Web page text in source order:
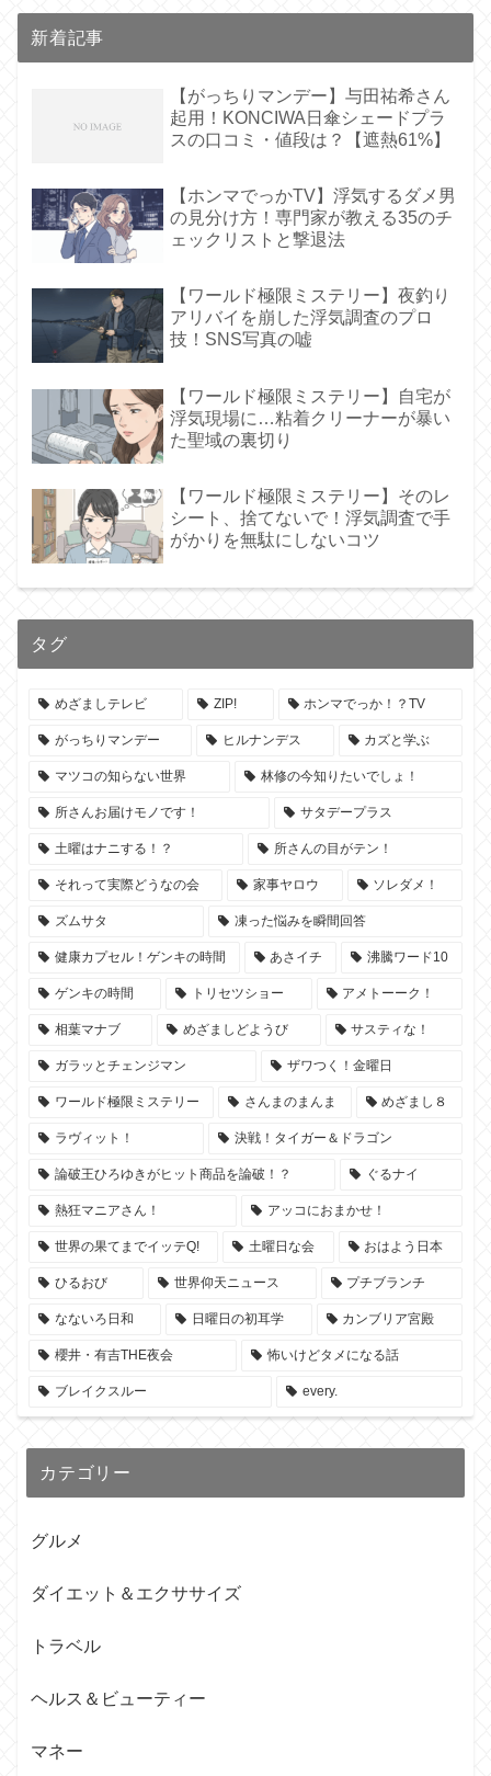
新着記事
【がっちりマンデー】与田祐希さん
起用！KONCIWA日傘シェードプラ
スの口コミ・値段は？【遮熱61%】
【ホンマでっかTV】浮気するダメ男
の見分け方！専門家が教える35のチ
ェックリストと撃退法
【ワールド極限ミステリー】夜釣り
アリバイを崩した浮気調査のプロ
技！SNS写真の嘘
【ワールド極限ミステリー】自宅が
浮気現場に…粘着クリーナーが暴い
た聖域の裏切り
【ワールド極限ミステリー】そのレ
シート、捨てないで！浮気調査で手
がかりを無駄にしないコツ
タグ
めざましテレビ ZIP! ホンマでっか！？TV
がっちりマンデー ヒルナンデス カズと学ぶ
マツコの知らない世界 林修の今知りたいでしょ！
所さんお届けモノです！ サタデープラス
土曜はナニする！？ 所さんの目がテン！
それって実際どうなの会 家事ヤロウ ソレダメ！
ズムサタ 凍った悩みを瞬間回答
健康カプセル！ゲンキの時間 あさイチ 沸騰ワード10
ゲンキの時間 トリセツショー アメトーーク！
相葉マナブ めざましどようび サスティな！
ガラッとチェンジマン ザワつく！金曜日
ワールド極限ミステリー さんまのまんま めざまし８
ラヴィット！ 決戦！タイガー＆ドラゴン
論破王ひろゆきがヒット商品を論破！？ ぐるナイ
熱狂マニアさん！ アッコにおまかせ！
世界の果てまでイッテQ! 土曜日な会 おはよう日本
ひるおび 世界仰天ニュース プチブランチ
なないろ日和 日曜日の初耳学 カンブリア宮殿
櫻井・有吉THE夜会 怖いけどタメになる話
ブレイクスルー every.
カテゴリー
グルメ
ダイエット＆エクササイズ
トラベル
ヘルス＆ビューティー
マネー